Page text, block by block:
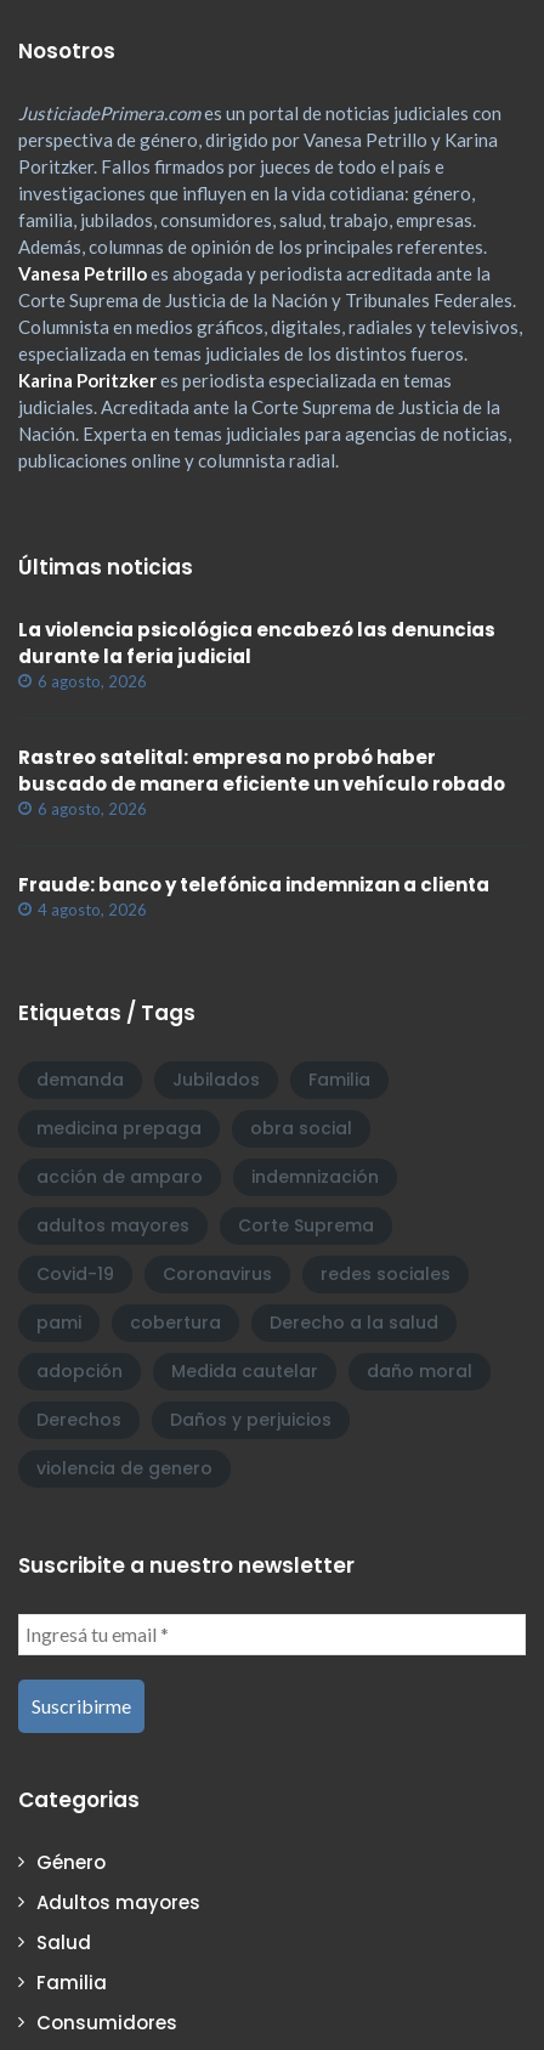
Nosotros
JusticiadePrimera.comes un portal de noticias judiciales con
perspectiva de género, dirigido por Vanesa Petrillo y Karina
Poritzker. Fallos firmados por jueces de todo el país e
investigaciones que influyen en la vida cotidiana: género,
familia, jubilados, consumidores, salud, trabajo, empresas.
Además, columnas de opinión de los principales referentes.
Vanesa Petrilloes abogada y periodista acreditada ante la
Corte Suprema de Justicia de la Nación y Tribunales Federales.
Columnista en medios gráficos, digitales, radiales y televisivos,
especializada en temas judiciales de los distintos fueros.
Karina Poritzkeres periodista especializada en temas
judiciales. Acreditada ante la Corte Suprema de Justicia de la
Nación. Experta en temas judiciales para agencias de noticias,
publicaciones online y columnista radial.
Últimas noticias
La violencia psicológica encabezó las denuncias
durante la feria judicial
6 agosto, 2026
Rastreo satelital: empresa no probó haber
buscado de manera eficiente un vehículo robado
6 agosto, 2026
Fraude: banco y telefónica indemnizan a clienta
4 agosto, 2026
Etiquetas / Tags
demanda Jubilados
Familia
medicina prepaga
obra social
acción de amparo
indemnización
adultos mayores
Corte Suprema
Covid-19
Coronavirus
redes sociales
pami
cobertura
Derecho a la salud
adopción
Medida cautelar
daño moral
Derechos
Daños y perjuicios
violencia de genero
Suscribite a nuestro newsletter
Categorias
Género
Adultos mayores
Salud
Familia
Consumidores